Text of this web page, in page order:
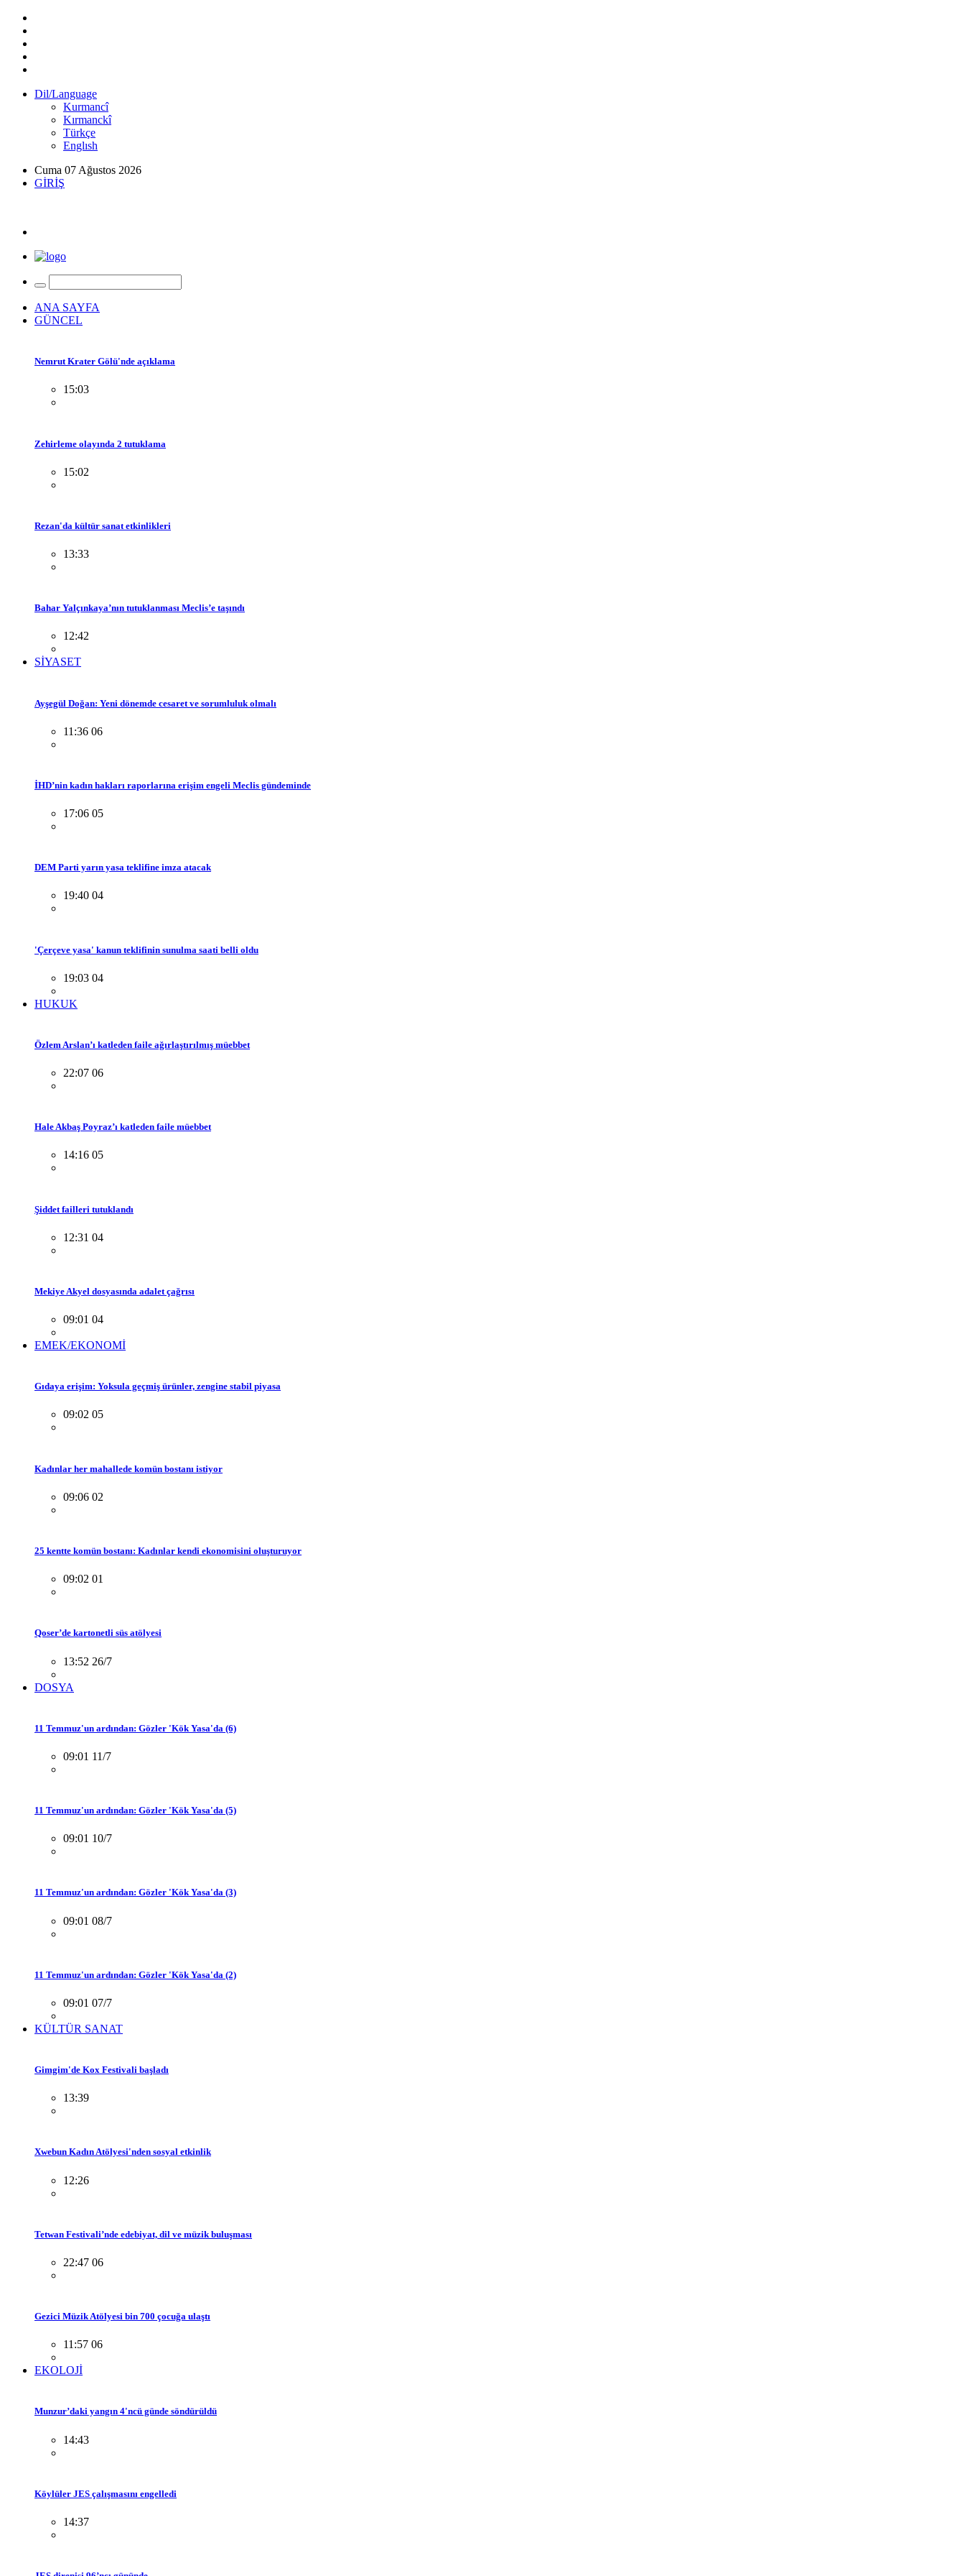
Dil/Language
Kurmancî
Kırmanckî
Türkçe
Englısh
Cuma 07 Ağustos 2026
GİRİŞ
ANA SAYFA
GÜNCEL
Nemrut Krater Gölü'nde açıklama
15:03
Zehirleme olayında 2 tutuklama
15:02
Rezan'da kültür sanat etkinlikleri
13:33
Bahar Yalçınkaya’nın tutuklanması Meclis’e taşındı
12:42
SİYASET
Ayşegül Doğan: Yeni dönemde cesaret ve sorumluluk olmalı
11:36 06
İHD’nin kadın hakları raporlarına erişim engeli Meclis gündeminde
17:06 05
DEM Parti yarın yasa teklifine imza atacak
19:40 04
'Çerçeve yasa' kanun teklifinin sunulma saati belli oldu
19:03 04
HUKUK
Özlem Arslan’ı katleden faile ağırlaştırılmış müebbet
22:07 06
Hale Akbaş Poyraz’ı katleden faile müebbet
14:16 05
Şiddet failleri tutuklandı
12:31 04
Mekiye Akyel dosyasında adalet çağrısı
09:01 04
EMEK/EKONOMİ
Gıdaya erişim: Yoksula geçmiş ürünler, zengine stabil piyasa
09:02 05
Kadınlar her mahallede komün bostanı istiyor
09:06 02
25 kentte komün bostanı: Kadınlar kendi ekonomisini oluşturuyor
09:02 01
Qoser’de kartonetli süs atölyesi
13:52 26/7
DOSYA
11 Temmuz'un ardından: Gözler 'Kök Yasa'da (6)
09:01 11/7
11 Temmuz'un ardından: Gözler 'Kök Yasa'da (5)
09:01 10/7
11 Temmuz'un ardından: Gözler 'Kök Yasa'da (3)
09:01 08/7
11 Temmuz'un ardından: Gözler 'Kök Yasa'da (2)
09:01 07/7
KÜLTÜR SANAT
Gimgim'de Kox Festivali başladı
13:39
Xwebun Kadın Atölyesi'nden sosyal etkinlik
12:26
Tetwan Festivali’nde edebiyat, dil ve müzik buluşması
22:47 06
Gezici Müzik Atölyesi bin 700 çocuğa ulaştı
11:57 06
EKOLOJİ
Munzur’daki yangın 4'ncü günde söndürüldü
14:43
Köylüler JES çalışmasını engelledi
14:37